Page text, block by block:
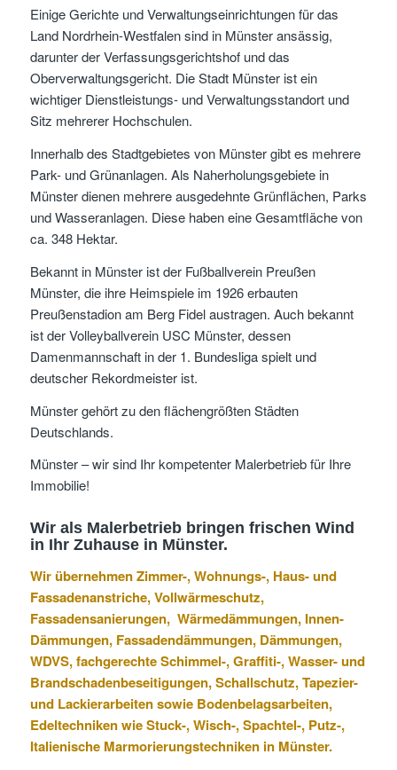
Einige Gerichte und Verwaltungseinrichtungen für das
Land Nordrhein-Westfalen sind in Münster ansässig,
darunter der Verfassungsgerichtshof und das
Oberverwaltungsgericht. Die Stadt Münster ist ein
wichtiger Dienstleistungs- und Verwaltungsstandort und
Sitz mehrerer Hochschulen.
Innerhalb des Stadtgebietes von Münster gibt es mehrere
Park- und Grünanlagen. Als Naherholungsgebiete in
Münster dienen mehrere ausgedehnte Grünflächen, Parks
und Wasseranlagen. Diese haben eine Gesamtfläche von
ca. 348 Hektar.
Bekannt in Münster ist der Fußballverein Preußen
Münster, die ihre Heimspiele im 1926 erbauten
Preußenstadion am Berg Fidel austragen. Auch bekannt
ist der Volleyballverein USC Münster, dessen
Damenmannschaft in der 1. Bundesliga spielt und
deutscher Rekordmeister ist.
Münster gehört zu den flächengrößten Städten
Deutschlands.
Münster – wir sind Ihr kompetenter Malerbetrieb für Ihre
Immobilie!
Wir als Malerbetrieb bringen frischen Wind
in Ihr Zuhause in Münster.
Wir übernehmen Zimmer-, Wohnungs-, Haus- und
Fassadenanstriche, Vollwärmeschutz,
Fassadensanierungen, Wärmedämmungen, Innen-
Dämmungen, Fassadendämmungen, Dämmungen,
WDVS, fachgerechte Schimmel-, Graffiti-, Wasser- und
Brandschadenbeseitigungen, Schallschutz, Tapezier-
und Lackierarbeiten sowie Bodenbelagsarbeiten,
Edeltechniken wie Stuck-, Wisch-, Spachtel-, Putz-,
Italienische Marmorierungstechniken in Münster.